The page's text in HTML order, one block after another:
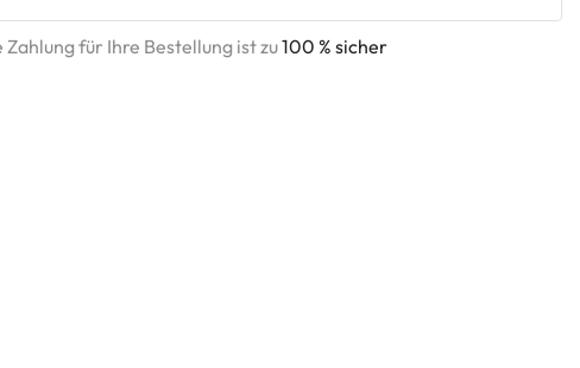
Zahlung für Ihre Bestellung ist zu100 % sicher